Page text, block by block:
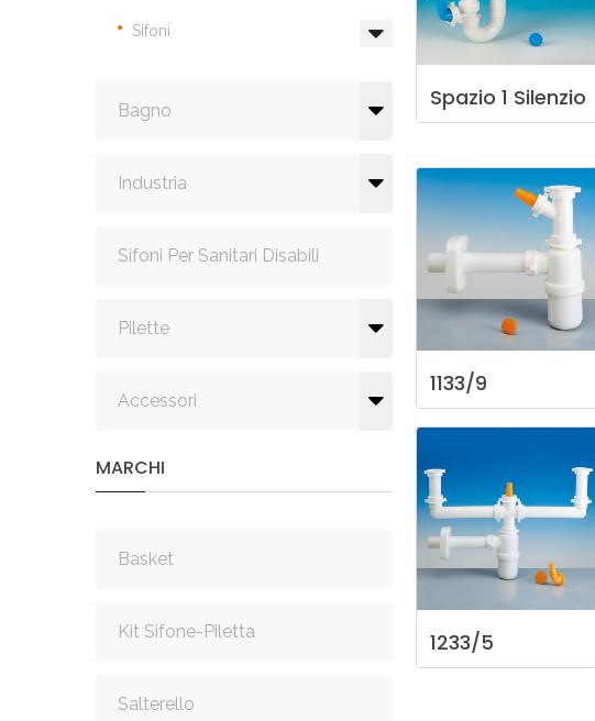
Sifoni
Bagno
Industria
Sifoni Per Sanitari Disabili
Pilette
Accessori
MARCHI
Basket
Kit Sifone-Piletta
Salterello
Spazio 1 Silenzio
1133/9
1233/5